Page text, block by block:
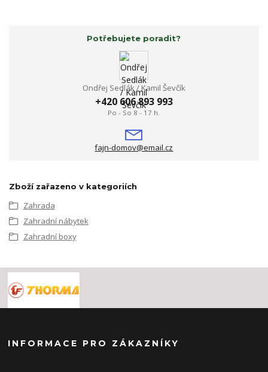
Potřebujete poradit?
Ondřej Sedlák / Kamil Ševčík
+420 606 893 993
Po - So 8 - 17 h.
fajn-domov@email.cz
Zboží zařazeno v kategoriích
Zahrada
Zahradní nábytek
Zahradní boxy
INFORMACE PRO ZÁKAZNÍKY